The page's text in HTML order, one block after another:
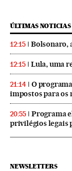
ÚLTIMAS NOTICIAS
12:15 Bolsonaro,
12:15 Lula, uma
21:14
O
impostos para os
20:55
Programa
privilégios legais
NEWSLETTERS